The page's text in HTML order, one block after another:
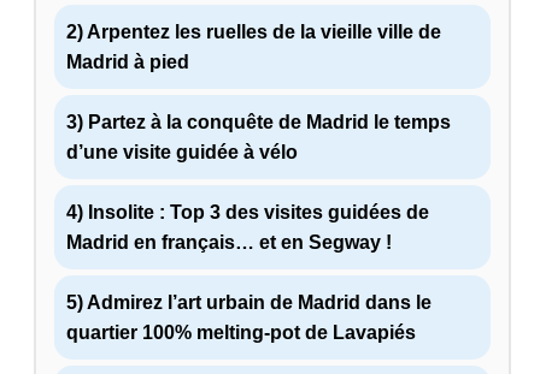
2) Arpentez les ruelles de la vieille ville de
Madrid à pied
3) Partez à la conquête de Madrid le temps
d’une visite guidée à vélo
4) Insolite : Top 3 des visites guidées de
Madrid en français… et en Segway !
5) Admirez l’art urbain de Madrid dans le
quartier 100% melting-pot de Lavapiés